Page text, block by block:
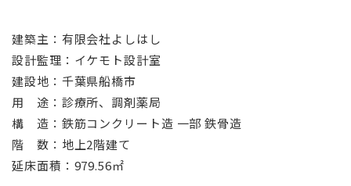
建築主：有限会社よしはし
設計監理：イケモト設計室
建設地：千葉県船橋市
用 途：診療所、調剤薬局
構 造：鉄筋コンクリート造 一部 鉄骨造
階 数：地上2階建て
延床面積：979.56㎡